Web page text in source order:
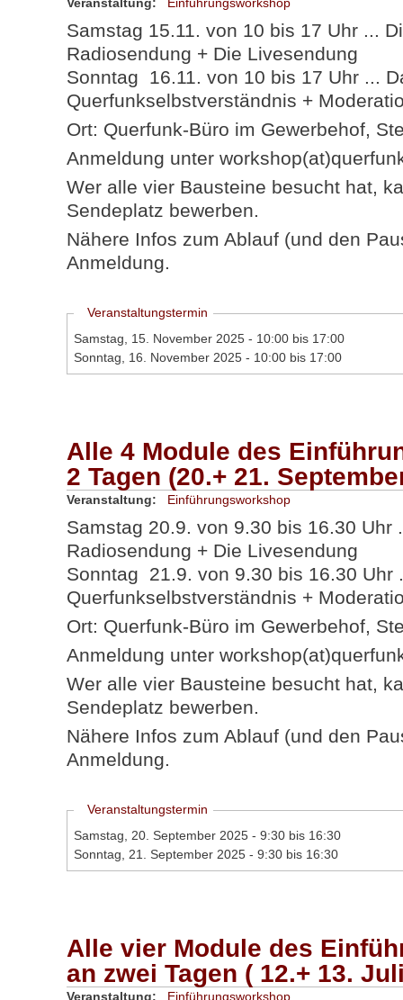
Samstag 15.11. von 10 bis 17 Uhr ...
Radiosendung + Die Livesendung
Sonntag 16.11. von 10 bis 17 Uhr ...
Querfunkselbstverständnis +
Ort: Querfunk-Büro im Gewerbehof,
Anmeldung unter
Wer alle vier Bausteine besucht hat,
Sendeplatz bewerben.
Nähere Infos zum Ablauf (und den
Anmeldung.
Ausblenden
Veranstaltungstermin
Samstag, 15. November 2025 - 10:00 bis 17:00
Sonntag, 16. November 2025 - 10:00 bis 17:00
Alle 4 Module des
2 Tagen (20.+ 21.
Veranstaltung: Einführungsworkshop
Samstag 20.9. von 9.30 bis 16.30 Uhr
Radiosendung + Die Livesendung
Sonntag 21.9. von 9.30 bis 16.30 Uhr
Querfunkselbstverständnis +
Ort: Querfunk-Büro im Gewerbehof,
Anmeldung unter
Wer alle vier Bausteine besucht hat,
Sendeplatz bewerben.
Nähere Infos zum Ablauf (und den
Anmeldung.
Ausblenden
Veranstaltungstermin
Samstag, 20. September 2025 - 9:30 bis 16:30
Sonntag, 21. September 2025 - 9:30 bis 16:30
Alle vier Module des
an zwei Tagen ( 12.+ 13.
Veranstaltung: Einführungsworkshop